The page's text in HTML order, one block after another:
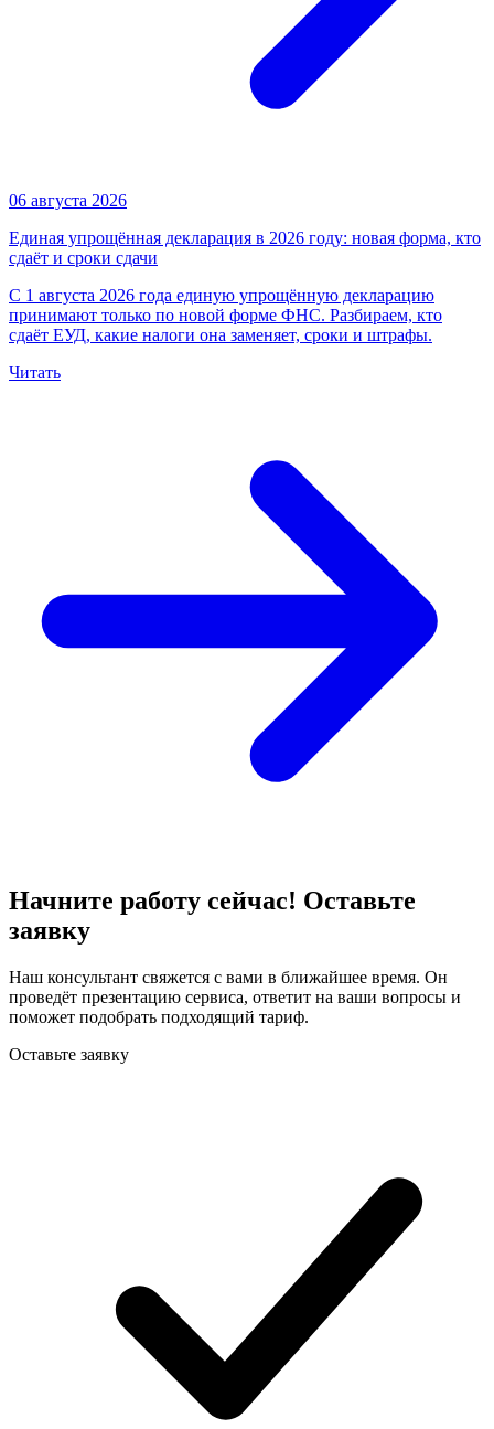
06 августа 2026
Единая упрощённая декларация в 2026 году: новая форма, кто
сдаёт и сроки сдачи
С 1 августа 2026 года единую упрощённую декларацию
принимают только по новой форме ФНС. Разбираем, кто
сдаёт ЕУД, какие налоги она заменяет, сроки и штрафы.
Читать
Начните работу сейчас! Оставьте
заявку
Наш консультант свяжется с вами в ближайшее время. Он
проведёт презентацию сервиса, ответит на ваши вопросы и
поможет подобрать подходящий тариф.
Оставьте заявку